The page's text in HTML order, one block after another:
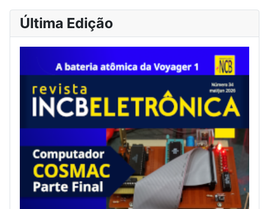
Última Edição